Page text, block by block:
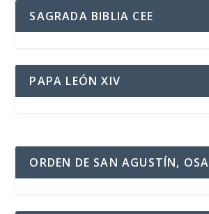
SAGRADA BIBLIA CEE
PAPA LEÓN XIV
ORDEN DE SAN AGUSTÍN, OSA